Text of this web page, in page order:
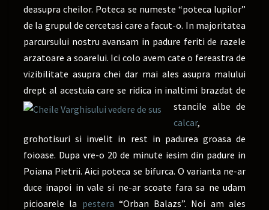
deasupra cheilor. Poteca se numeste “poteca lupilor”
de la grupul de cercetasi care a facut-o. In majoritatea
parcursului nostru avansam in padure feriti de razele
arzatoare a soarelui. Ici colo avem cate o fereastra de
vizibilitate asupra chei dar mai ales asupra malului
drept al acestuia care se ridica in inaltimi brazdat de
stancile albe de
calcar,
grohotisuri si invelit in rest in padurea groasa de
foioase. Dupa vre-o 20 de minute iesim din padure in
Poiana Pietrii. Aici poteca se bifurca. O varianta ne-ar
duce inapoi in vale si ne-ar scoate fara sa ne udam
picioarele la pestera “Orban Balazs”. Noi am ales